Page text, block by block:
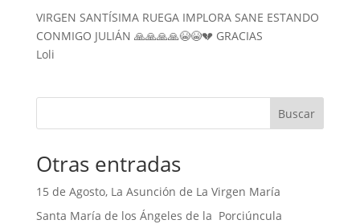
VIRGEN SANTÍSIMA RUEGA IMPLORA SANE ESTANDO
CONMIGO JULIÁN 🙏🙏🙏🙏😭😭💔 GRACIAS
Loli
Buscar
Otras entradas
15 de Agosto, La Asunción de La Virgen María
Santa María de los Ángeles de la Porciúncula